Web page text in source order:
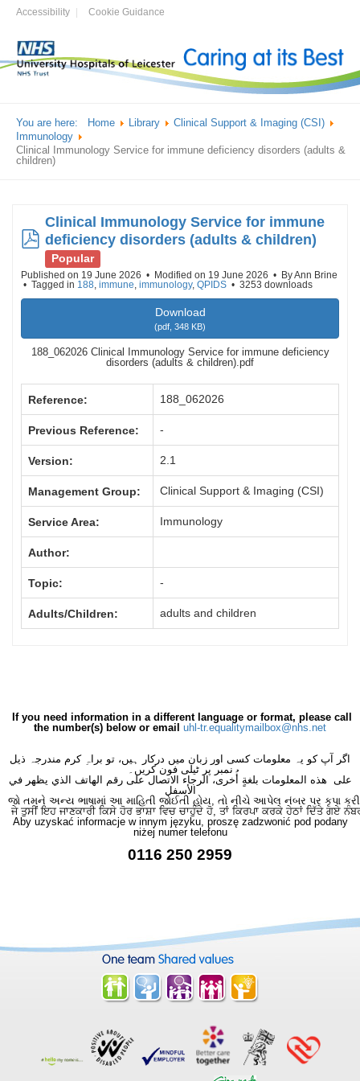
Accessibility Cookie Guidance
You are here: Home Library
Clinical Support & Imaging (CSI)
Immunology
Clinical Immunology Service for immune deficiency disorders (adults &
children)
pdf
Clinical Immunology Service for immune
deficiency disorders (adults & children)
Popular
Published on 19 June 2026 Modified on 19 June 2026 ByAnn Brine
Tagged in 188, immune, immunology, QPIDS 3253 downloads
Download
(pdf, 348 KB)
188_062026 Clinical Immunology Service for immune deficiency
disorders (adults & children).pdf
Reference: 188_062026
Previous Reference: -
Version: 2.1
Management Group: Clinical Support & Imaging (CSI)
Service Area: Immunology
Author:
Topic: -
Adults/Children: adults and children
If you need information in a different language or format, please call
the number(s) below or email uhl-tr.equalitymailbox@nhs.net
اگر آپ کو یہ معلومات کسی اور زبان میں درکار ہیں، تو براہِ کرم مندرجہ ذیل
نمبر پر ٹیلی فون کریں۔
على هذه المعلومات بلغةٍ أُخرى، الرجاء الاتصال على رقم الهاتف الذي يظهر في
الأسفل
જો તમને અન્ય ભાષામાં આ માહિતી જોઈતી હોય, તો નીચે આપેલ નંબર પર કૃપા કરી
ਜੇ ਤੁਸੀਂ ਇਹ ਜਾਣਕਾਰੀ ਕਿਸੇ ਹੋਰ ਭਾਸ਼ਾ ਵਿਚ ਚਾਹੁੰਦੇ ਹੋ, ਤਾਂ ਕਿਰਪਾ ਕਰਕੇ ਹੇਠਾਂ ਦਿੱਤੇ ਗਏ
Aby uzyskać informacje w innym języku, proszę zadzwonić pod podany
niżej numer telefonu
0116 250 2959